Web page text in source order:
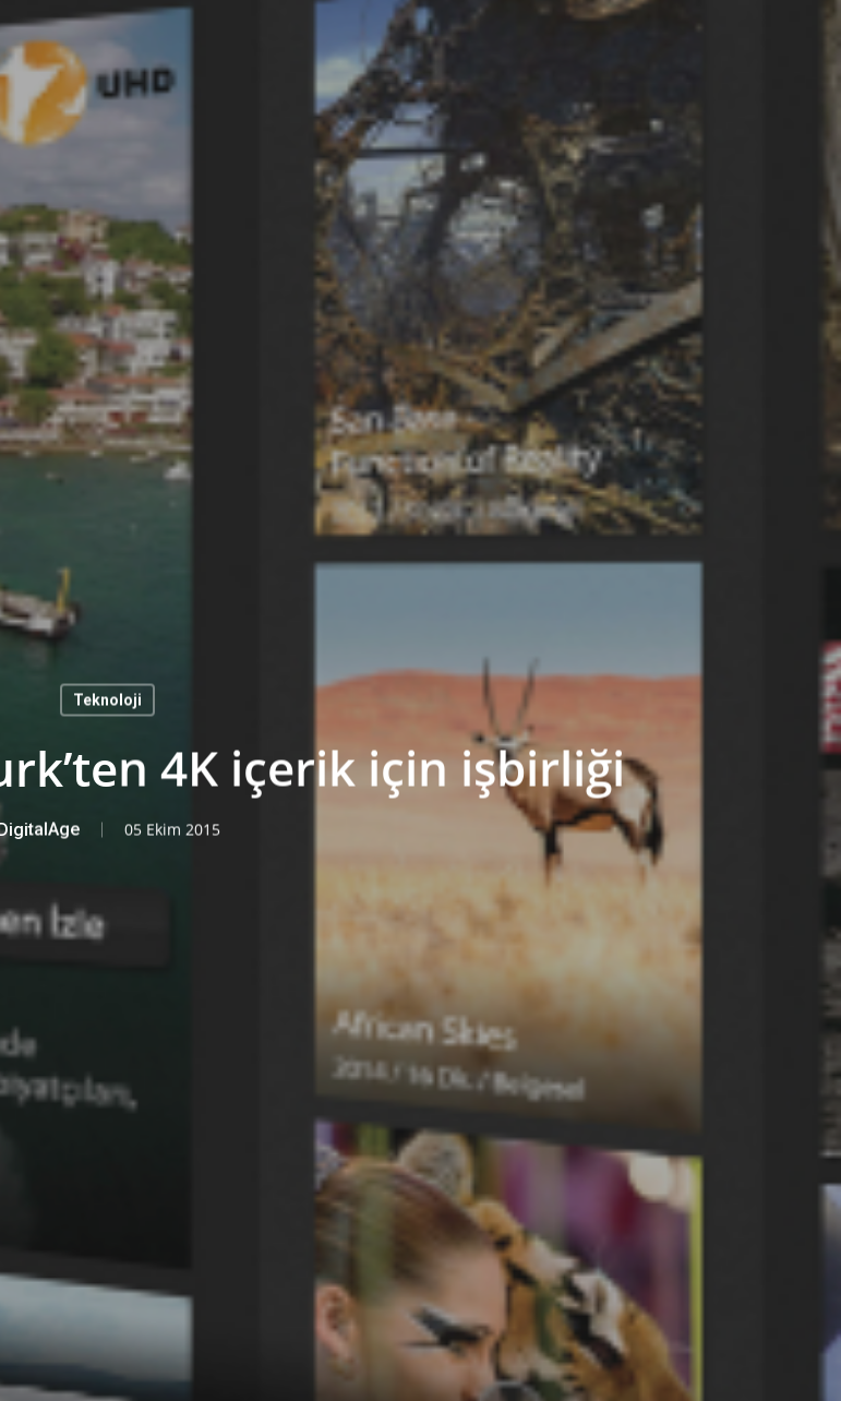
Teknoloji
4K içerik için işbirliği
05 Ekim 2015